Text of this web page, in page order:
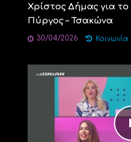
Χρίστος Δήμας για
Πύργος – Τσακώνα
30/04/2026 Κοινωνία